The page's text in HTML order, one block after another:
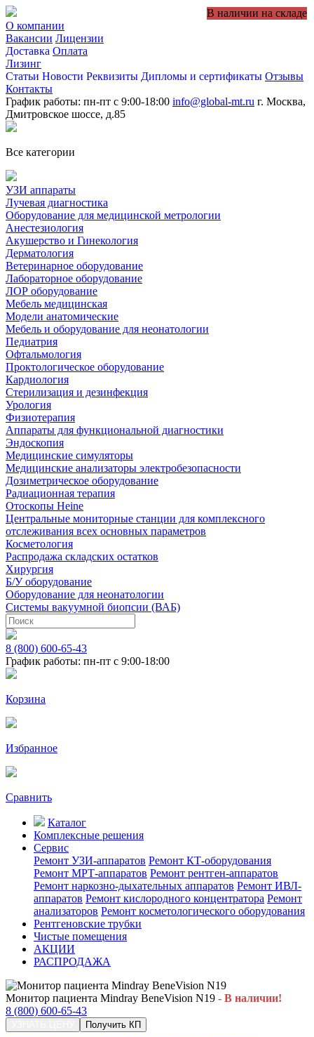
О компании
Вакансии Лицензии
Доставка Оплата
Лизинг
Статьи Новости Реквизиты Дипломы и сертификаты Отзывы
Контакты
График работы: пн-пт с 9:00-18:00 info@global-mt.ru г. Москва,
Дмитровское шоссе, д.85
Все категории
УЗИ аппараты
Лучевая диагностика
Оборудование для медицинской метрологии
Анестезиология
Акушерство и Гинекология
Дерматология
Ветеринарное оборудование
Лабораторное оборудование
ЛОР оборудование
Мебель медицинская
Модели анатомические
Мебель и оборудование для неонатологии
Педиатрия
Офтальмология
Проктологическое оборудование
Кардиология
Стерилизация и дезинфекция
Урология
Физиотерапия
Аппараты для функциональной диагностики
Эндоскопия
Медицинские симуляторы
Медицинские анализаторы электробезопасности
Дозиметрическое оборудование
Радиационная терапия
Отоскопы Heine
Центральные мониторные станции для комплексного
отслеживания всех основных параметров
Косметология
Распродажа складских остатков
Хирургия
Б/У оборудование
Оборудование для неонатологии
Системы вакуумной биопсии (ВАБ)
8 (800) 600-65-43
График работы: пн-пт с 9:00-18:00
Корзина
Избранное
Сравнить
Каталог
Комплексные решения
Сервис
Ремонт УЗИ-аппаратов Ремонт КТ-оборудования
Ремонт МРТ-аппаратов Ремонт рентген-аппаратов
Ремонт наркозно-дыхательных аппаратов Ремонт ИВЛ-
аппаратов Ремонт кислородного концентратора Ремонт
анализаторов Ремонт косметологического оборудования
Рентгеновские трубки
Чистые помещения
АКЦИИ
РАСПРОДАЖА
Монитор пациента Mindray BeneVision N19 - В наличии!
8 (800) 600-65-43
Получить КП
В наличии на складе